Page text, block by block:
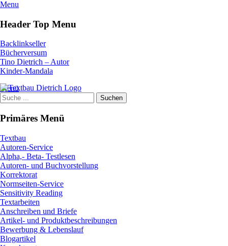
Zum
springen
Menu
Header Top Menu
Backlinkseller
Bücherversum
Tino Dietrich – Autor
Kinder-Mandala
Facebook
Menü
#Dienstleistungen #Textarbeiten #Virtuelle Assistenz
Suche
nach:
Primäres Menü
Textbau
Autoren-Service
Alpha,- Beta- Testlesen
Autoren- und Buchvorstellung
Korrektorat
Normseiten-Service
Sensitivity Reading
Textarbeiten
Anschreiben und Briefe
Artikel- und Produktbeschreibungen
Bewerbung & Lebenslauf
Blogartikel